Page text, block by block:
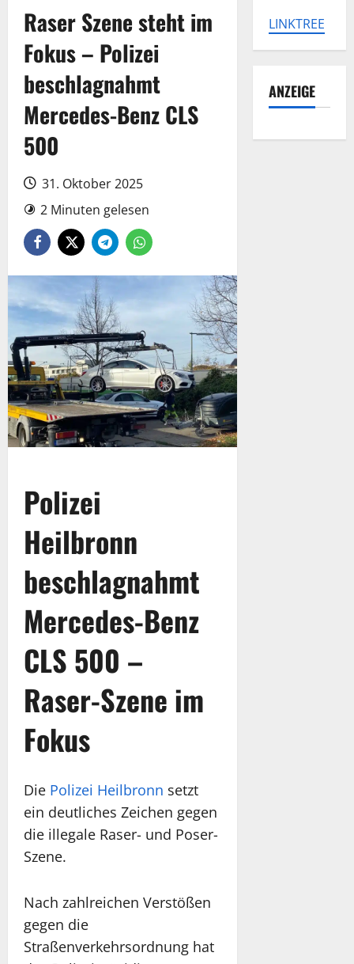
Raser Szene steht im
Fokus – Polizei
beschlagnahmt
Mercedes-Benz CLS
500
31. Oktober 2025
2 Minuten gelesen
Polizei
Heilbronn
beschlagnahmt
Mercedes-Benz
CLS 500 –
Raser-Szene im
Fokus
Die Polizei Heilbronn setzt
ein deutliches Zeichen gegen
die illegale Raser- und Poser-
Szene.
Nach zahlreichen Verstößen
gegen die
Straßenverkehrsordnung hat
LINKTREE
ANZEIGE